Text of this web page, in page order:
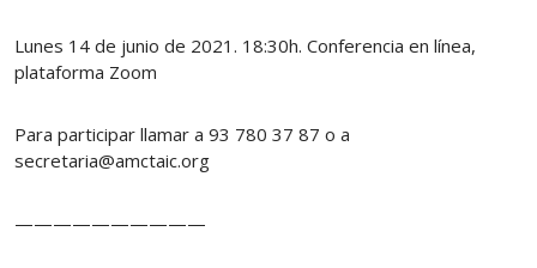
Lunes 14 de junio de 2021. 18:30h. Conferencia en línea,
plataforma Zoom
Para participar llamar a 93 780 37 87 o a
secretaria@amctaic.org
——————————